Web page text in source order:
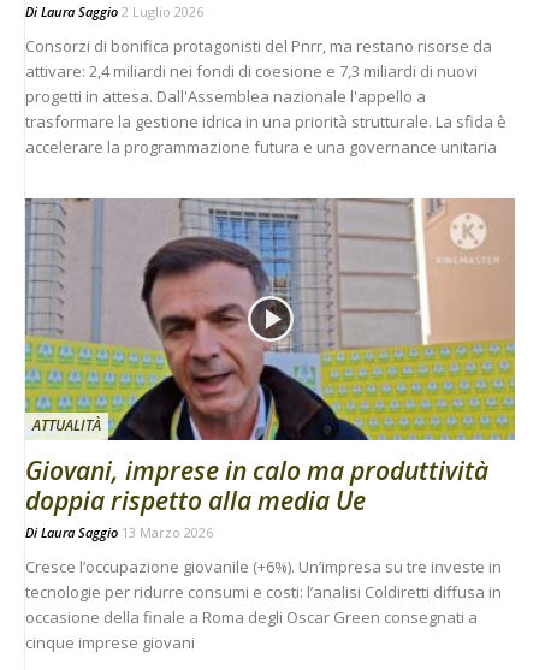
Di Laura Saggio 2 Luglio 2026
Consorzi di bonifica protagonisti del Pnrr, ma restano risorse da
attivare: 2,4 miliardi nei fondi di coesione e 7,3 miliardi di nuovi
progetti in attesa. Dall'Assemblea nazionale l'appello a
trasformare la gestione idrica in una priorità strutturale. La sfida è
accelerare la programmazione futura e una governance unitaria
ATTUALITÀ
Giovani, imprese in calo ma produttività
doppia rispetto alla media Ue
Di Laura Saggio 13 Marzo 2026
Cresce l’occupazione giovanile (+6%). Un’impresa su tre investe in
tecnologie per ridurre consumi e costi: l’analisi Coldiretti diffusa in
occasione della finale a Roma degli Oscar Green consegnati a
cinque imprese giovani